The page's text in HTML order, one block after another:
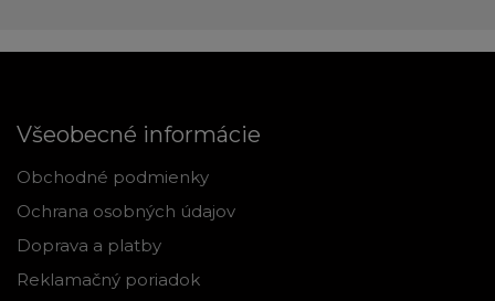
Všeobecné informácie
Obchodné podmienky
Ochrana osobných údajov
Doprava a platby
Reklamačný poriadok